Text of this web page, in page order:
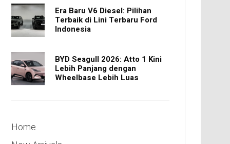
Era Baru V6 Diesel: Pilihan
Terbaik di Lini Terbaru Ford
Indonesia
BYD Seagull 2026: Atto 1 Kini
Lebih Panjang dengan
Wheelbase Lebih Luas
Home